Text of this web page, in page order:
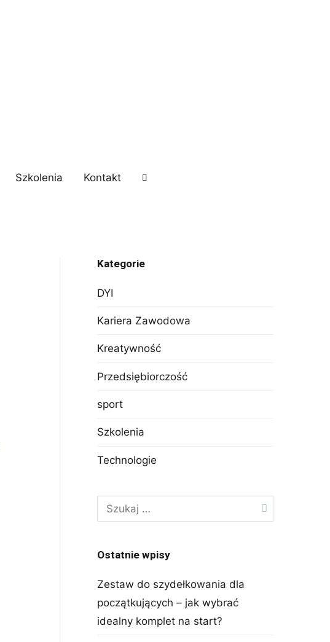
Szkolenia Kontakt
Kategorie
DYI
Kariera Zawodowa
Kreatywność
Przedsiębiorczość
sport
Szkolenia
Technologie
Szukaj:
Ostatnie wpisy
Zestaw do szydełkowania dla
początkujących – jak wybrać
idealny komplet na start?